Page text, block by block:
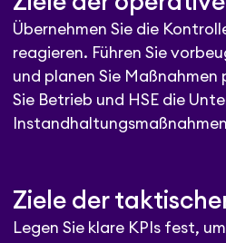
Übernehmen Sie die
reagieren. Führen Sie
und planen Sie
Sie Betrieb und HSE die
Ziele der
Legen Sie klare KPIs fest,